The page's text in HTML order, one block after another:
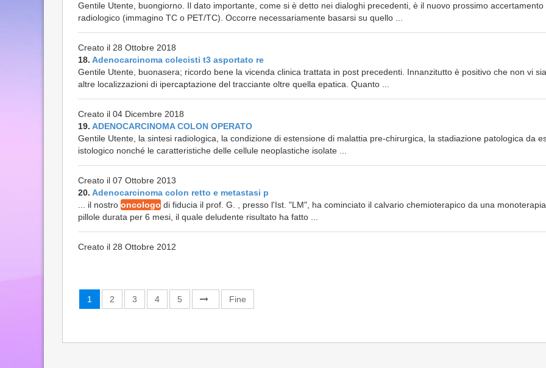
Gentile Utente, buongiorno. Il dato importante, come si è detto nei dialoghi precedenti, è il nuovo prossimo accertamento
radiologico (immagino TC o PET/TC). Occorre necessariamente basarsi su quello ...
Creato il 28 Ottobre 2018
18. Adenocarcinoma colecisti t3 asportato re
Gentile Utente, buonasera; ricordo bene la vicenda clinica trattata in post precedenti. Innanzitutto è positivo che non vi
altre localizzazioni di ipercaptazione del tracciante oltre quella epatica. Quanto ...
Creato il 04 Dicembre 2018
19. ADENOCARCINOMA COLON OPERATO
Gentile Utente, la sintesi radiologica, la condizione di estensione di malattia pre-chirurgica, la stadiazione patologica da
istologico nonché le caratteristiche delle cellule neoplastiche isolate ...
Creato il 07 Ottobre 2013
20. Adenocarcinoma colon retto e metastasi p
... il nostro oncologo di fiducia il prof. G. , presso l'Ist. "LM", ha cominciato il calvario chemioterapico da una
pillole durata per 6 mesi, il quale deludente risultato ha fatto ...
Creato il 28 Ottobre 2012
1 2 3 4 5 Fine